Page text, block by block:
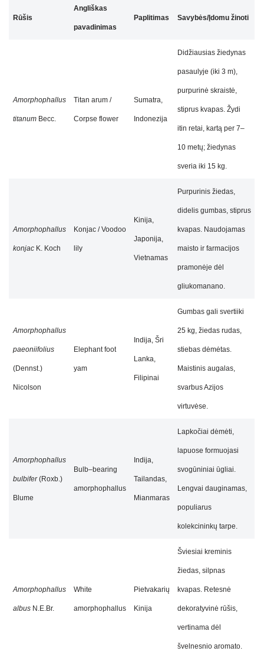
Rūšis
Angliškas
pavadinimas
Paplitimas Savybės/Įdomu žinoti
Amorphophallus
titanumBecc.
Titan arum /
Corpse flower
Sumatra,
Indonezija
Didžiausias žiedynas
pasaulyje (iki 3 m),
purpurinė skraistė,
stiprus kvapas. Žydi
itin retai, kartą per 7–
10 metų; žiedynas
sveria iki 15 kg.
Amorphophallus
konjacK. Koch
Konjac / Voodoo
lily
Kinija,
Japonija,
Vietnamas
Purpurinis žiedas,
didelis gumbas, stiprus
kvapas. Naudojamas
maisto ir farmacijos
pramonėje dėl
gliukomanano.
Amorphophallus
paeoniifolius
(Dennst.)
Nicolson
Elephant foot
yam
Indija, Šri
Lanka,
Filipinai
Gumbas gali svertiiki
25 kg, žiedas rudas,
stiebas dėmėtas.
Maistinis augalas,
svarbus Azijos
virtuvėse.
Amorphophallus
bulbifer(Roxb.)
Blume
Bulb–bearing
amorphophallus
Indija,
Tailandas,
Mianmaras
Lapkočiai dėmėti,
lapuose formuojasi
svogūniniai ūgliai.
Lengvai dauginamas,
populiarus
kolekcininkų tarpe.
Amorphophallus
albus N.E.Br.
White
amorphophallus
Pietvakarių
Kinija
Šviesiai kreminis
žiedas, silpnas
kvapas. Retesnė
dekoratyvinė rūšis,
vertinama dėl
švelnesnio aromato.